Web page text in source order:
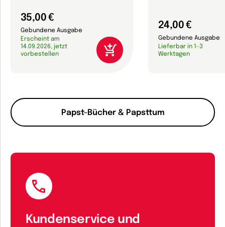
Papst-Bücher & Papsttum
35,00 €
Gebundene Ausgabe
Erscheint am
14.09.2026, jetzt
vorbestellen
24,00 €
Gebundene Ausgabe
Lieferbar in 1-3
Werktagen
Kundenservice und